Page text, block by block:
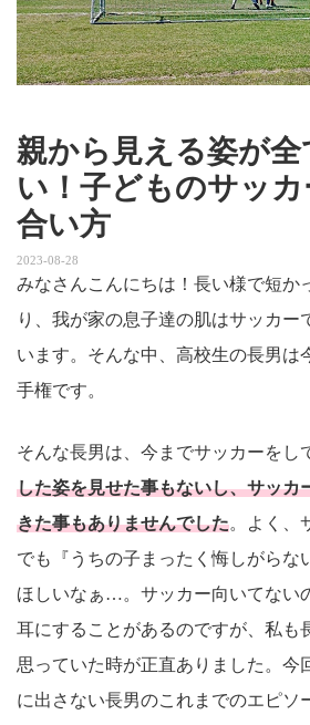
親から見える姿が
い！子どものサッカ
合い方
2023-08-28
みなさんこんにちは！長い様で短か
り、我が家の息子達の肌はサッカー
います。そんな中、高校生の長男は
手権です。
そんな長男は、今までサッカーをし
した姿を見せた事もないし、サッカ
きた事もありませんでした。よく、
でも『うちの子まったく悔しがらな
ほしいなぁ…。サッカー向いてない
耳にすることがあるのですが、私も
思っていた時が正直ありました。今
に出さない長男のこれまでのエピソ